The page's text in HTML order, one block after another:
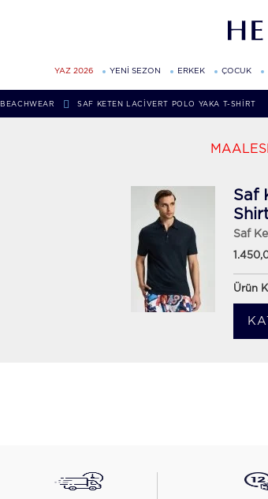
YAZ 2026 YENİ SEZON ERKEK ÇOCUK
BEACHWEAR SAF KETEN LACIVERT POLO YAKA T-SHIRT
Saf
Saf
Ürün